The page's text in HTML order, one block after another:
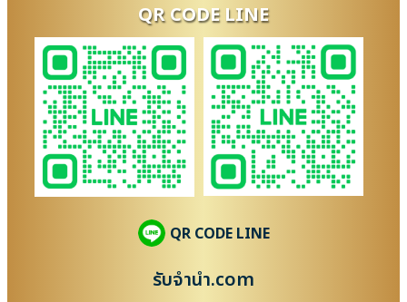
QR CODE LINE
QR CODE LINE
รับจํานํา.com